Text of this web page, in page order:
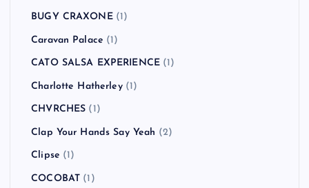
BUGY CRAXONE(1)
Caravan Palace (1)
CATO SALSA EXPERIENCE (1)
Charlotte Hatherley(1)
CHVRCHES (1)
Clap Your Hands Say Yeah (2)
Clipse (1)
COCOBAT (1)